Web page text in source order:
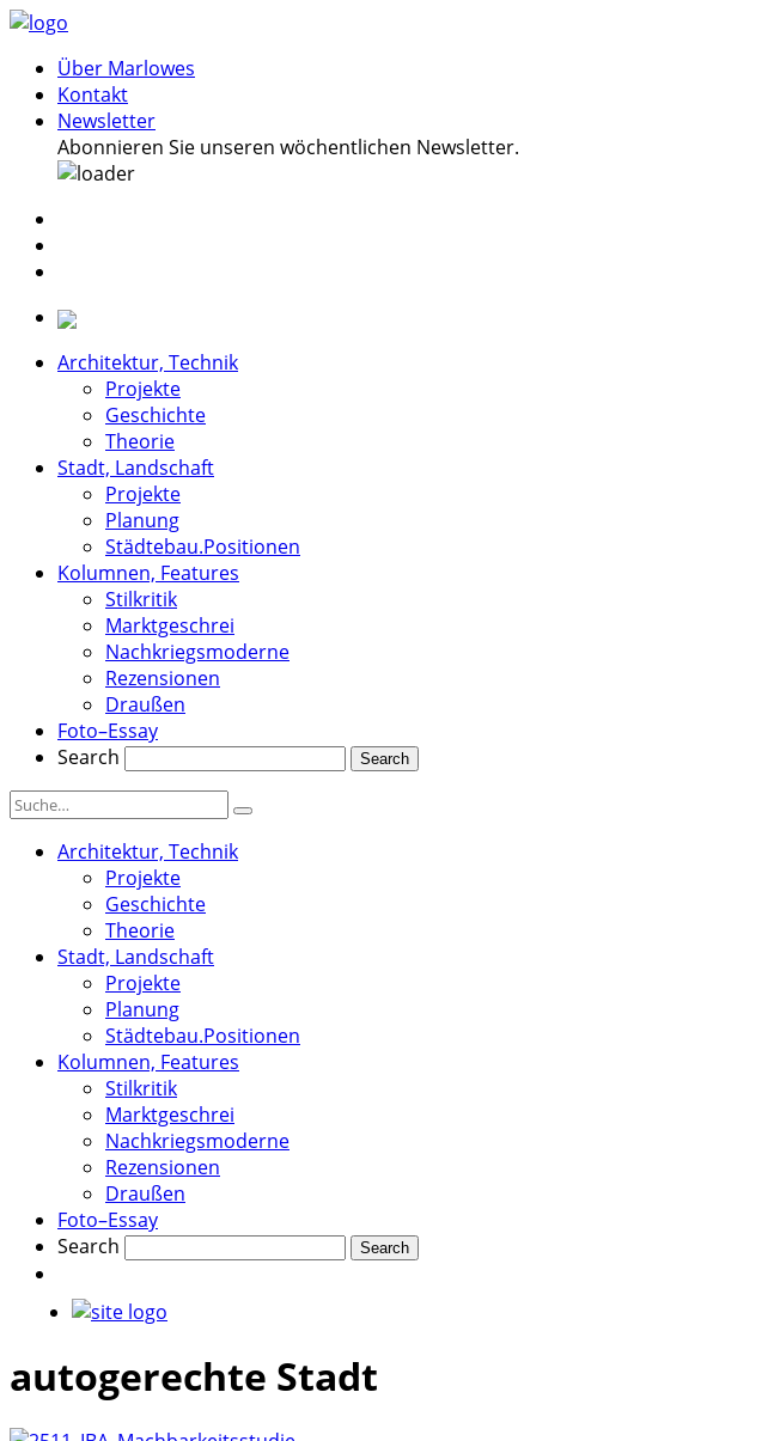
Über Marlowes
Kontakt
Newsletter
Abonnieren Sie unseren wöchentlichen Newsletter.
Architektur, Technik
Projekte
Geschichte
Theorie
Stadt, Landschaft
Projekte
Planung
Städtebau.Positionen
Kolumnen, Features
Stilkritik
Marktgeschrei
Nachkriegsmoderne
Rezensionen
Draußen
Foto–Essay
Search
Architektur, Technik
Projekte
Geschichte
Theorie
Stadt, Landschaft
Projekte
Planung
Städtebau.Positionen
Kolumnen, Features
Stilkritik
Marktgeschrei
Nachkriegsmoderne
Rezensionen
Draußen
Foto–Essay
Search
autogerechte Stadt